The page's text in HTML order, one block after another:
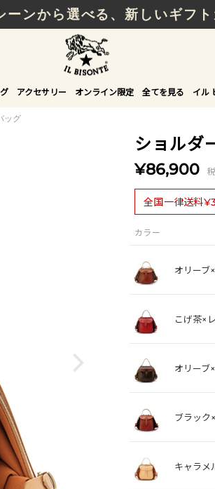
ーンから選べる、新しいギフト
アクセサリー オンライン限定 全てを見る イル
ッグ
ショルダ
¥86,900
全国一律送料
カラー
オリーブ
こげ茶×
オリーブ
ブラック
キャラメ